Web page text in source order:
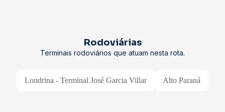
Rodoviárias
Terminais rodoviários que atuam nesta rota.
Londrina - Terminal José Garcia Villar Alto Paraná